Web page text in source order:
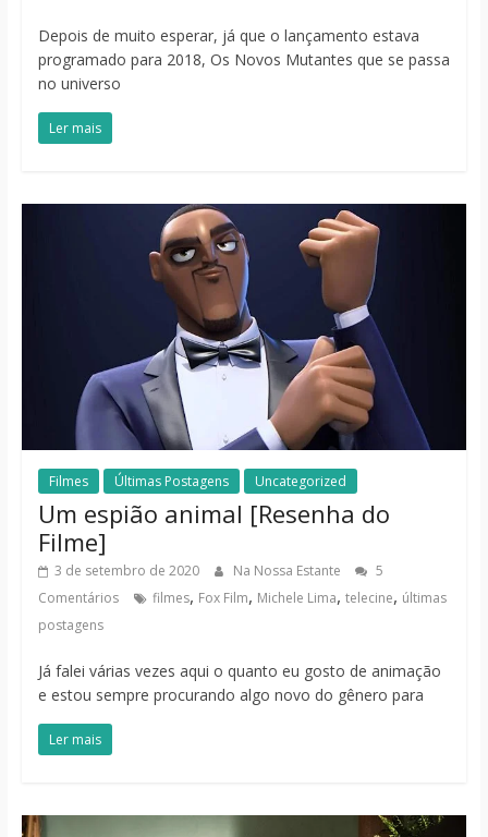
Depois de muito esperar, já que o lançamento estava
programado para 2018, Os Novos Mutantes que se passa
no universo
Ler mais
Filmes Últimas Postagens Uncategorized
Um espião animal [Resenha do
Filme]
3 de setembro de 2020 Na Nossa Estante
5
Comentários
filmes, Fox Film, Michele Lima, telecine, últimas
postagens
Já falei várias vezes aqui o quanto eu gosto de animação
e estou sempre procurando algo novo do gênero para
Ler mais